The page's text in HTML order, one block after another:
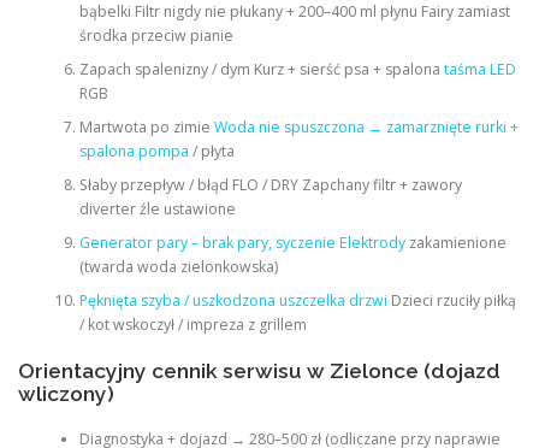
bąbelki Filtr nigdy nie płukany + 200–400 ml płynu Fairy zamiast
środka przeciw pianie
Zapach spalenizny / dym Kurz + sierść psa + spalona taśma LED
RGB
Martwota po zimie Woda nie spuszczona → zamarznięte rurki +
spalona pompa / płyta
Słaby przepływ / błąd FLO / DRY Zapchany filtr + zawory
diverter źle ustawione
Generator pary – brak pary, syczenie Elektrodyzakamienione
(twarda woda zielonkowska)
Pęknięta szyba / uszkodzona uszczelka drzwi Dzieci rzuciły piłką
/ kot wskoczył / impreza z grillem
Orientacyjny cennik serwisu w Zielonce (dojazd
wliczony)
Diagnostyka + dojazd → 280–500 zł (odliczane przy naprawie